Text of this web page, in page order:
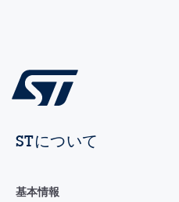
STについて
基本情報